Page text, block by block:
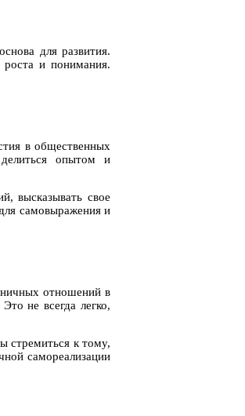
для развития.
и понимания.
в общественных
опытом и
высказывать свое
самовыражения и
отношений в
не всегда легко,
стремиться к тому,
самореализации